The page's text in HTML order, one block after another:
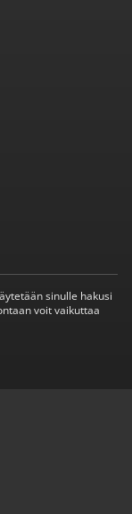
sinulle hakusi
voit vaikuttaa